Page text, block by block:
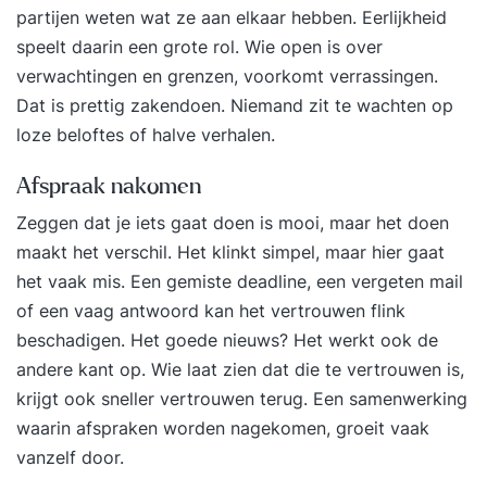
partijen weten wat ze aan elkaar hebben. Eerlijkheid
speelt daarin een grote rol. Wie open is over
verwachtingen en grenzen, voorkomt verrassingen.
Dat is prettig zakendoen. Niemand zit te wachten op
loze beloftes of halve verhalen.
Afspraak nakomen
Zeggen dat je iets gaat doen is mooi, maar het doen
maakt het verschil. Het klinkt simpel, maar hier gaat
het vaak mis. Een gemiste deadline, een vergeten mail
of een vaag antwoord kan het vertrouwen flink
beschadigen. Het goede nieuws? Het werkt ook de
andere kant op. Wie laat zien dat die te vertrouwen is,
krijgt ook sneller vertrouwen terug. Een samenwerking
waarin afspraken worden nagekomen, groeit vaak
vanzelf door.